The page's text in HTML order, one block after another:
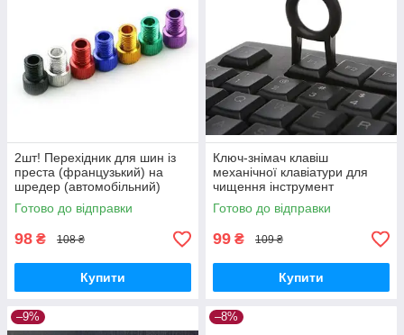
2шт! Перехідник для шин із
преста (французький) на
шредер (автомобільний)
Готово до відправки
98 ₴ 108 ₴
Купити
Ключ-знімач клавіш
механічної клавіатури для
чищення інструмент
Готово до відправки
99 ₴ 109 ₴
Купити
–9% –8%